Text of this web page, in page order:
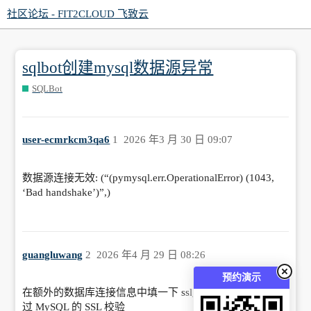
预约演示
社区论坛 - FIT2CLOUD 飞致云
sqlbot创建mysql数据源异常
SQLBot
user-ecmrkcm3qa6 2026 年3 月 30 日 09:07
1
数据源连接无效: (“(pymysql.err.OperationalError) (1043,
‘Bad handshake’)”,)
guangluwang 2026 年4 月 29 日 08:26
2
在额外的数据库连接信息中填一下 ssl_disabled=1,用于跳
过 MySQL 的 SSL 校验